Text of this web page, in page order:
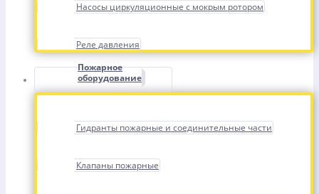
Насосы циркуляционные с мокрым ротором
Реле давления
Пожарное
оборудование
Гидранты пожарные и соединительные части
Клапаны пожарные